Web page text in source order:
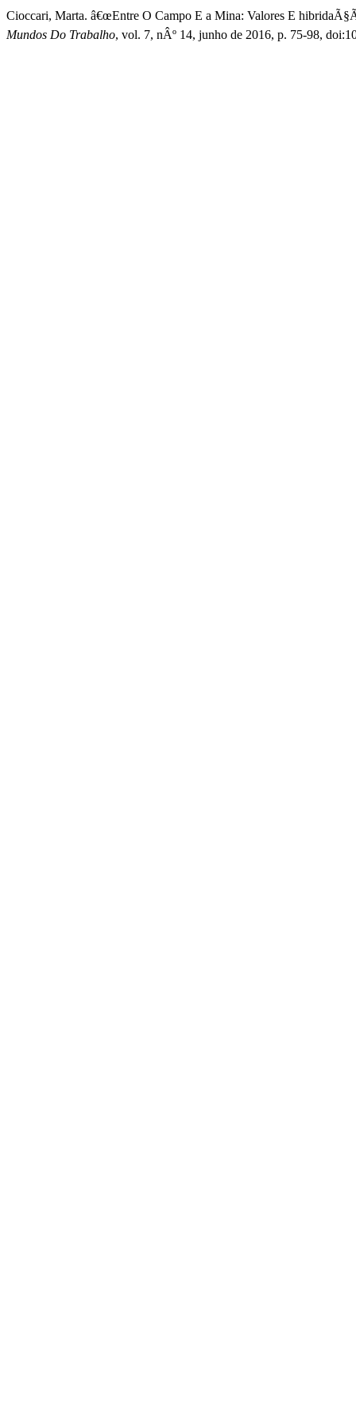
Cioccari, Marta. â€œEntre O Campo E a Mina: Valores E
Mundos Do Trabalho, vol. 7, nÂº 14, junho de 2016, p. 75-98,